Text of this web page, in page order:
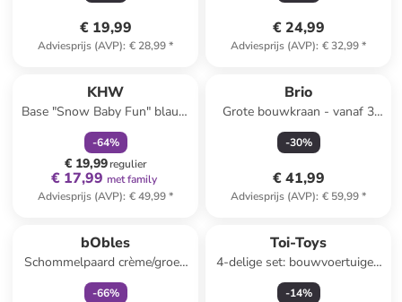
€ 19,99
Adviesprijs (AVP): € 28,99*
€ 24,99
Adviesprijs (AVP): € 32,99*
KHW
Base "Snow Baby Fun" blauw
- vanaf 12 maanden
-64%
€ 19,99regulier
€ 17,99 met family
Adviesprijs (AVP): € 49,99*
Brio
Grote bouwkraan - vanaf 3
jaar
-30%
€ 41,99
Adviesprijs (AVP): € 59,99*
bObles
Schommelpaard crème/groen
- vanaf de geboorte
-66%
Toi-Toys
4-delige set: bouwvoertuigen
- vanaf 3 jaar
-14%